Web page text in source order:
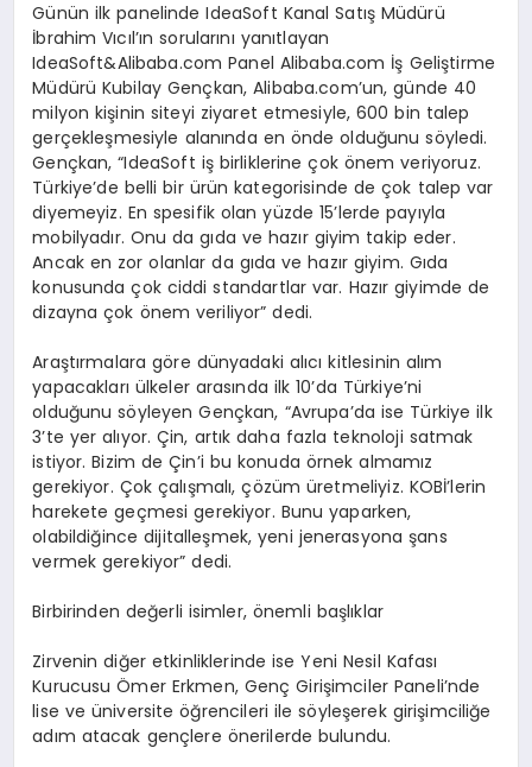
Günün ilk panelinde IdeaSoft Kanal Satış Müdürü
İbrahim Vıcıl’ın sorularını yanıtlayan
IdeaSoft&Alibaba.com Panel Alibaba.com İş Geliştirme
Müdürü Kubilay Gençkan, Alibaba.com’un, günde 40
milyon kişinin siteyi ziyaret etmesiyle, 600 bin talep
gerçekleşmesiyle alanında en önde olduğunu söyledi.
Gençkan, “IdeaSoft iş birliklerine çok önem veriyoruz.
Türkiye’de belli bir ürün kategorisinde de çok talep var
diyemeyiz. En spesifik olan yüzde 15’lerde payıyla
mobilyadır. Onu da gıda ve hazır giyim takip eder.
Ancak en zor olanlar da gıda ve hazır giyim. Gıda
konusunda çok ciddi standartlar var. Hazır giyimde de
dizayna çok önem veriliyor” dedi.
Araştırmalara göre dünyadaki alıcı kitlesinin alım
yapacakları ülkeler arasında ilk 10’da Türkiye’ni
olduğunu söyleyen Gençkan, “Avrupa’da ise Türkiye ilk
3’te yer alıyor. Çin, artık daha fazla teknoloji satmak
istiyor. Bizim de Çin’i bu konuda örnek almamız
gerekiyor. Çok çalışmalı, çözüm üretmeliyiz. KOBİ’lerin
harekete geçmesi gerekiyor. Bunu yaparken,
olabildiğince dijitalleşmek, yeni jenerasyona şans
vermek gerekiyor” dedi.
Birbirinden değerli isimler, önemli başlıklar
Zirvenin diğer etkinliklerinde ise Yeni Nesil Kafası
Kurucusu Ömer Erkmen, Genç Girişimciler Paneli’nde
lise ve üniversite öğrencileri ile söyleşerek girişimciliğe
adım atacak gençlere önerilerde bulundu.